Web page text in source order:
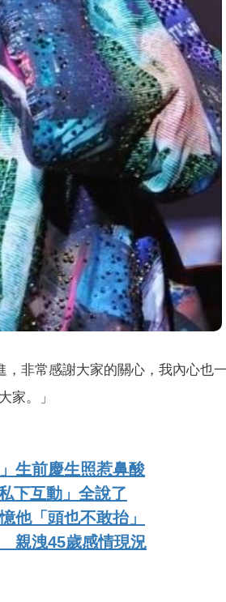
非常感謝大家的關心，我內心也
家。」
生前慶生照惹鼻酸
下互動」全說了
「頭也不敢抬」
親洩45歲感情現況